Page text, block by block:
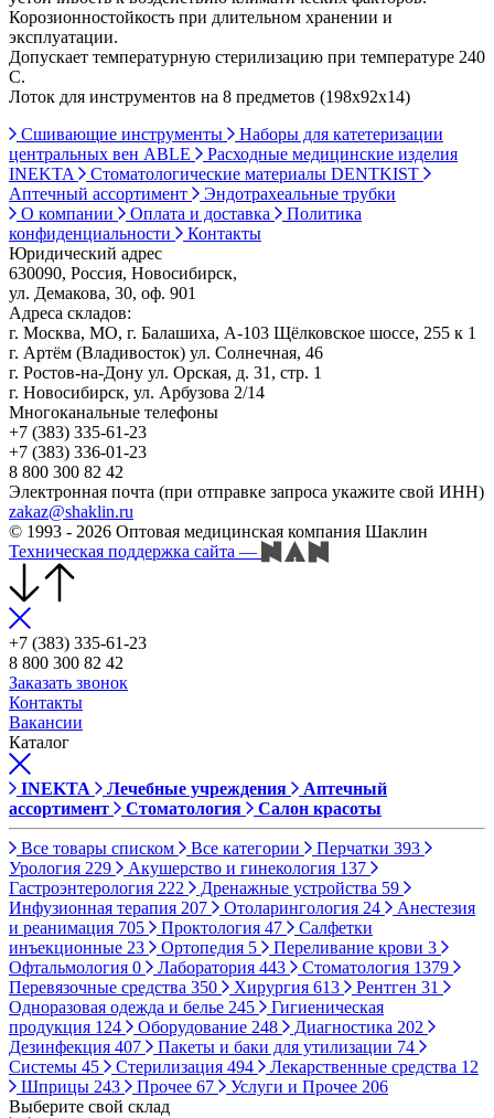
Корозионностойкость при длительном хранении и
эксплуатации.
Допускает температурную стерилизацию при температуре 240
С.
Лоток для инструментов на 8 предметов (198х92х14)
Сшивающие инструменты
Наборы для катетеризации
центральных вен ABLE
Расходные медицинские изделия
INEKTA
Стоматологические материалы DENTKIST
Аптечный ассортимент
Эндотрахеальные трубки
О компании
Оплата и доставка
Политика
конфиденциальности
Контакты
Юридический адрес
630090, Россия, Новосибирск,
ул. Демакова, 30, оф. 901
Адреса складов:
г. Москва, МО, г. Балашиха, А-103 Щёлковское шоссе, 255 к 1
г. Артём (Владивосток) ул. Солнечная, 46
г. Ростов-на-Дону ул. Орская, д. 31, стр. 1
г. Новосибирск, ул. Арбузова 2/14
Многоканальные телефоны
+7 (383) 335-61-23
+7 (383) 336-01-23
8 800 300 82 42
Электронная почта (при отправке запроса укажите свой ИНН)
zakaz@shaklin.ru
© 1993 - 2026 Оптовая медицинская компания Шаклин
Техническая поддержка сайта —
+7 (383) 335-61-23
8 800 300 82 42
Заказать звонок
Контакты
Вакансии
Каталог
INEKTA Лечебные учреждения
Аптечный
ассортимент
Стоматология Салон красоты
Все товары списком Все категории Перчатки 393
Урология 229 Акушерство и гинекология 137
Гастроэнтерология 222 Дренажные устройства 59
Инфузионная терапия 207 Отоларингология 24
Анестезия
и реанимация 705 Проктология 47
Салфетки
инъекционные 23 Ортопедия 5 Переливание крови 3
Офтальмология 0 Лаборатория 443 Стоматология 1379
Перевязочные средства 350 Хирургия 613 Рентген 31
Одноразовая одежда и белье 245
Гигиеническая
продукция 124 Оборудование 248 Диагностика 202
Дезинфекция 407 Пакеты и баки для утилизации 74
Системы 45 Стерилизация 494 Лекарственные средства 12
Шприцы 243 Прочее 67 Услуги и Прочее 206
Выберите свой склад